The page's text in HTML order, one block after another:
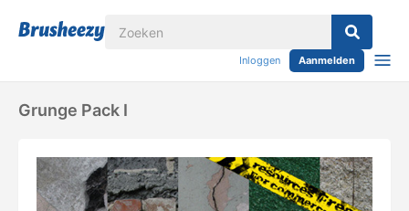
Inloggen Aanmelden
Grunge Pack I